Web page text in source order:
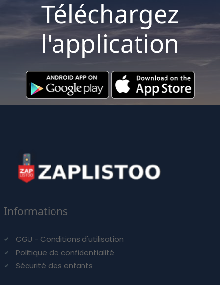
Téléchargez
l'application
Informations
CGU - Conditions d'utilisation
Politique de confidentialité
Sécurité des enfants